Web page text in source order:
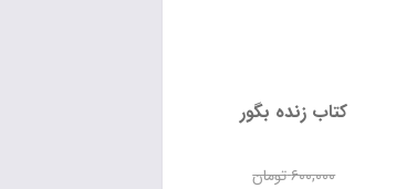
کتاب زنده بگور
۶۰۰,۰۰۰تومان